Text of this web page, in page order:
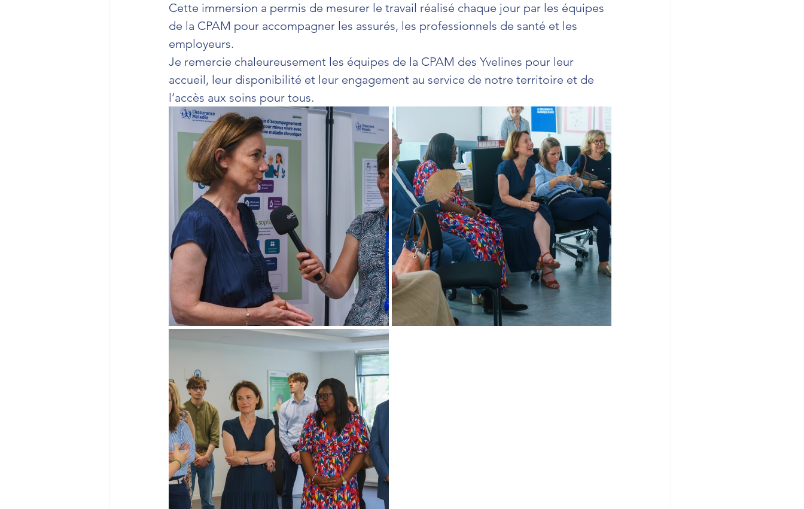
Cette immersion a permis de mesurer le travail réalisé chaque jour par les équipes
de la CPAM pour accompagner les assurés, les professionnels de santé et les
employeurs.
Je remercie chaleureusement les équipes de la CPAM des Yvelines pour leur
accueil, leur disponibilité et leur engagement au service de notre territoire et de
l’accès aux soins pour tous.